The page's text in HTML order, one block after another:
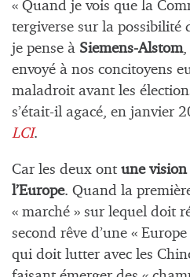
« Quand je vois que la
tergiverse sur la possibilité
je pense à Siemens-Alstom,
envoyé à nos concitoyens
maladroit avant les
s’était-il agacé, en janvier
LCI.
Car les deux ont une
l’Europe. Quand la
« marché » sur lequel doit
second rêve d’une «
qui doit lutter avec les